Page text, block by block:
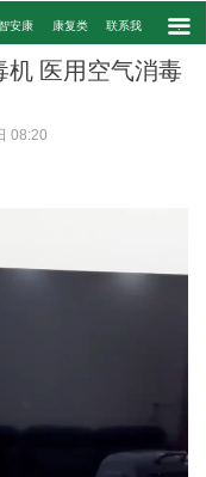
끀
安康 康复类 联系我 .
医用空气消毒
08:20